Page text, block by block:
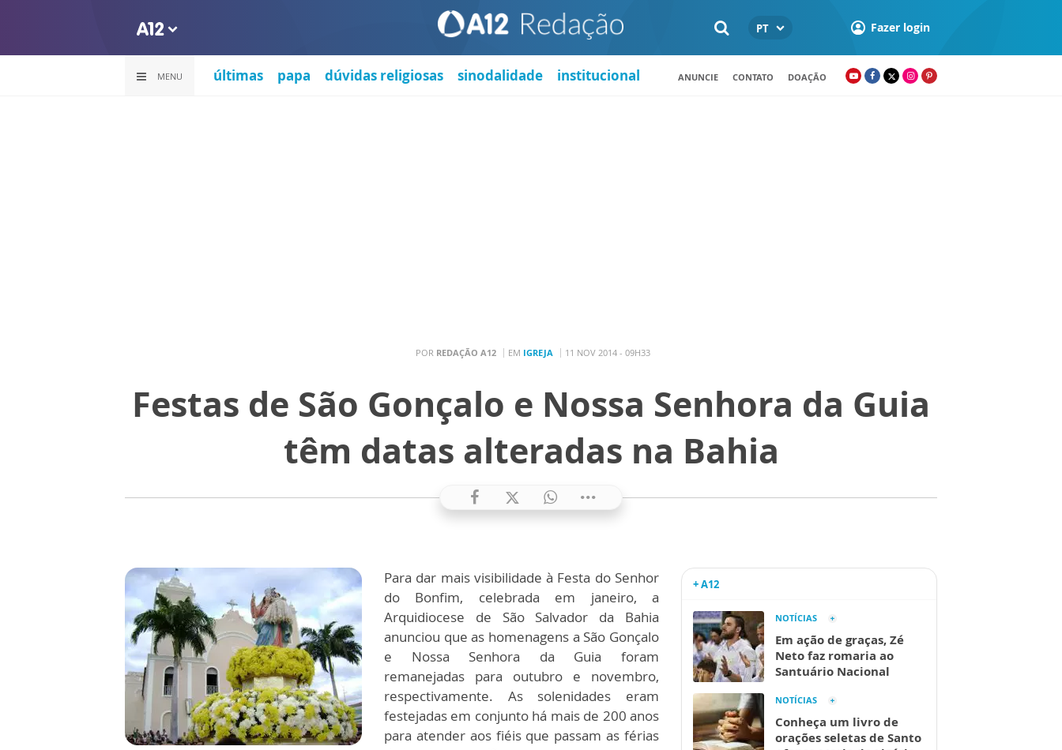
PT Fazer login
MENU últimas papa dúvidas religiosas sinodalidade institucional ANUNCIE CONTATO DOAÇÃO
POR REDAÇÃO A12 EM IGREJA 11 NOV 2014 - 09H33
Festas de São Gonçalo e Nossa Senhora da Guia
têm datas alteradas na Bahia
Para dar mais visibilidade à Festa do Senhor
do Bonfim, celebrada em janeiro, a
Arquidiocese de São Salvador da Bahia
anunciou que as homenagens a São Gonçalo
e Nossa Senhora da Guia foram
remanejadas para outubro e novembro,
respectivamente. As solenidades eram
festejadas em conjunto há mais de 200 anos
para atender aos fiéis que passam as férias
+ A12
NOTÍCIAS
Em ação de graças, Zé
Neto faz romaria ao
Santuário Nacional
NOTÍCIAS
Conheça um livro de
orações seletas de Santo